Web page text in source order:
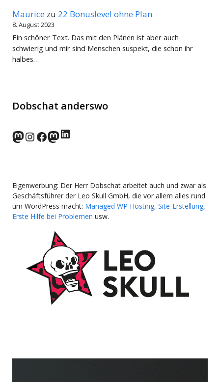
Maurice zu 22 Bonuslevel ohne Plan
8. August 2023
Ein schöner Text. Das mit den Plänen ist aber auch
schwierig und mir sind Menschen suspekt, die schon ihr
halbes…
Dobschat anderswo
norden.social
Instagram
Facebook
wp-punks.social
LinkedIn
Eigenwerbung: Der Herr Dobschat arbeitet auch und zwar als
Geschäftsführer der Leo Skull GmbH, die vor allem alles rund
um WordPress macht: Managed WP Hosting, Site-Erstellung,
Erste Hilfe bei Problemen usw.